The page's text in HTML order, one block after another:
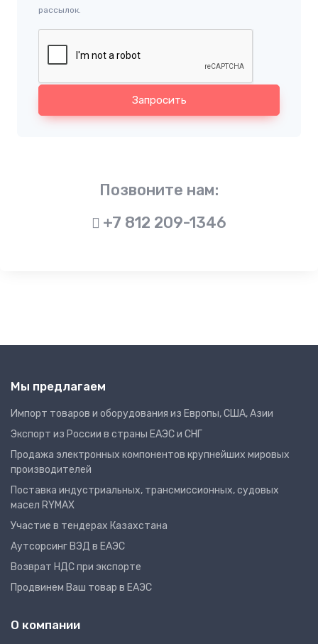
рассылок.
Запросить
Позвоните нам:
+7 812 209-1346
Мы предлагаем
Импорт товаров и оборудования из Европы, США, Азии
Экспорт из России в страны ЕАЭС и СНГ
Продажа электронных компонентов крупнейших мировых
производителей
Поставка индустриальных, трансмиссионных, судовых
масел RYMAX
Участие в тендерах Казахстана
Аутсорсинг ВЭД в ЕАЭС
Возврат НДС при экспорте
Продвинем Ваш товар в ЕАЭС
О компании